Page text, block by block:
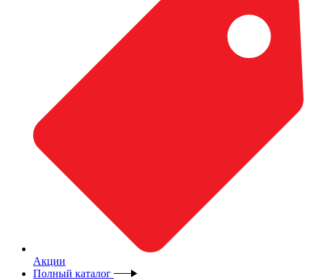
Акции
Полный каталог